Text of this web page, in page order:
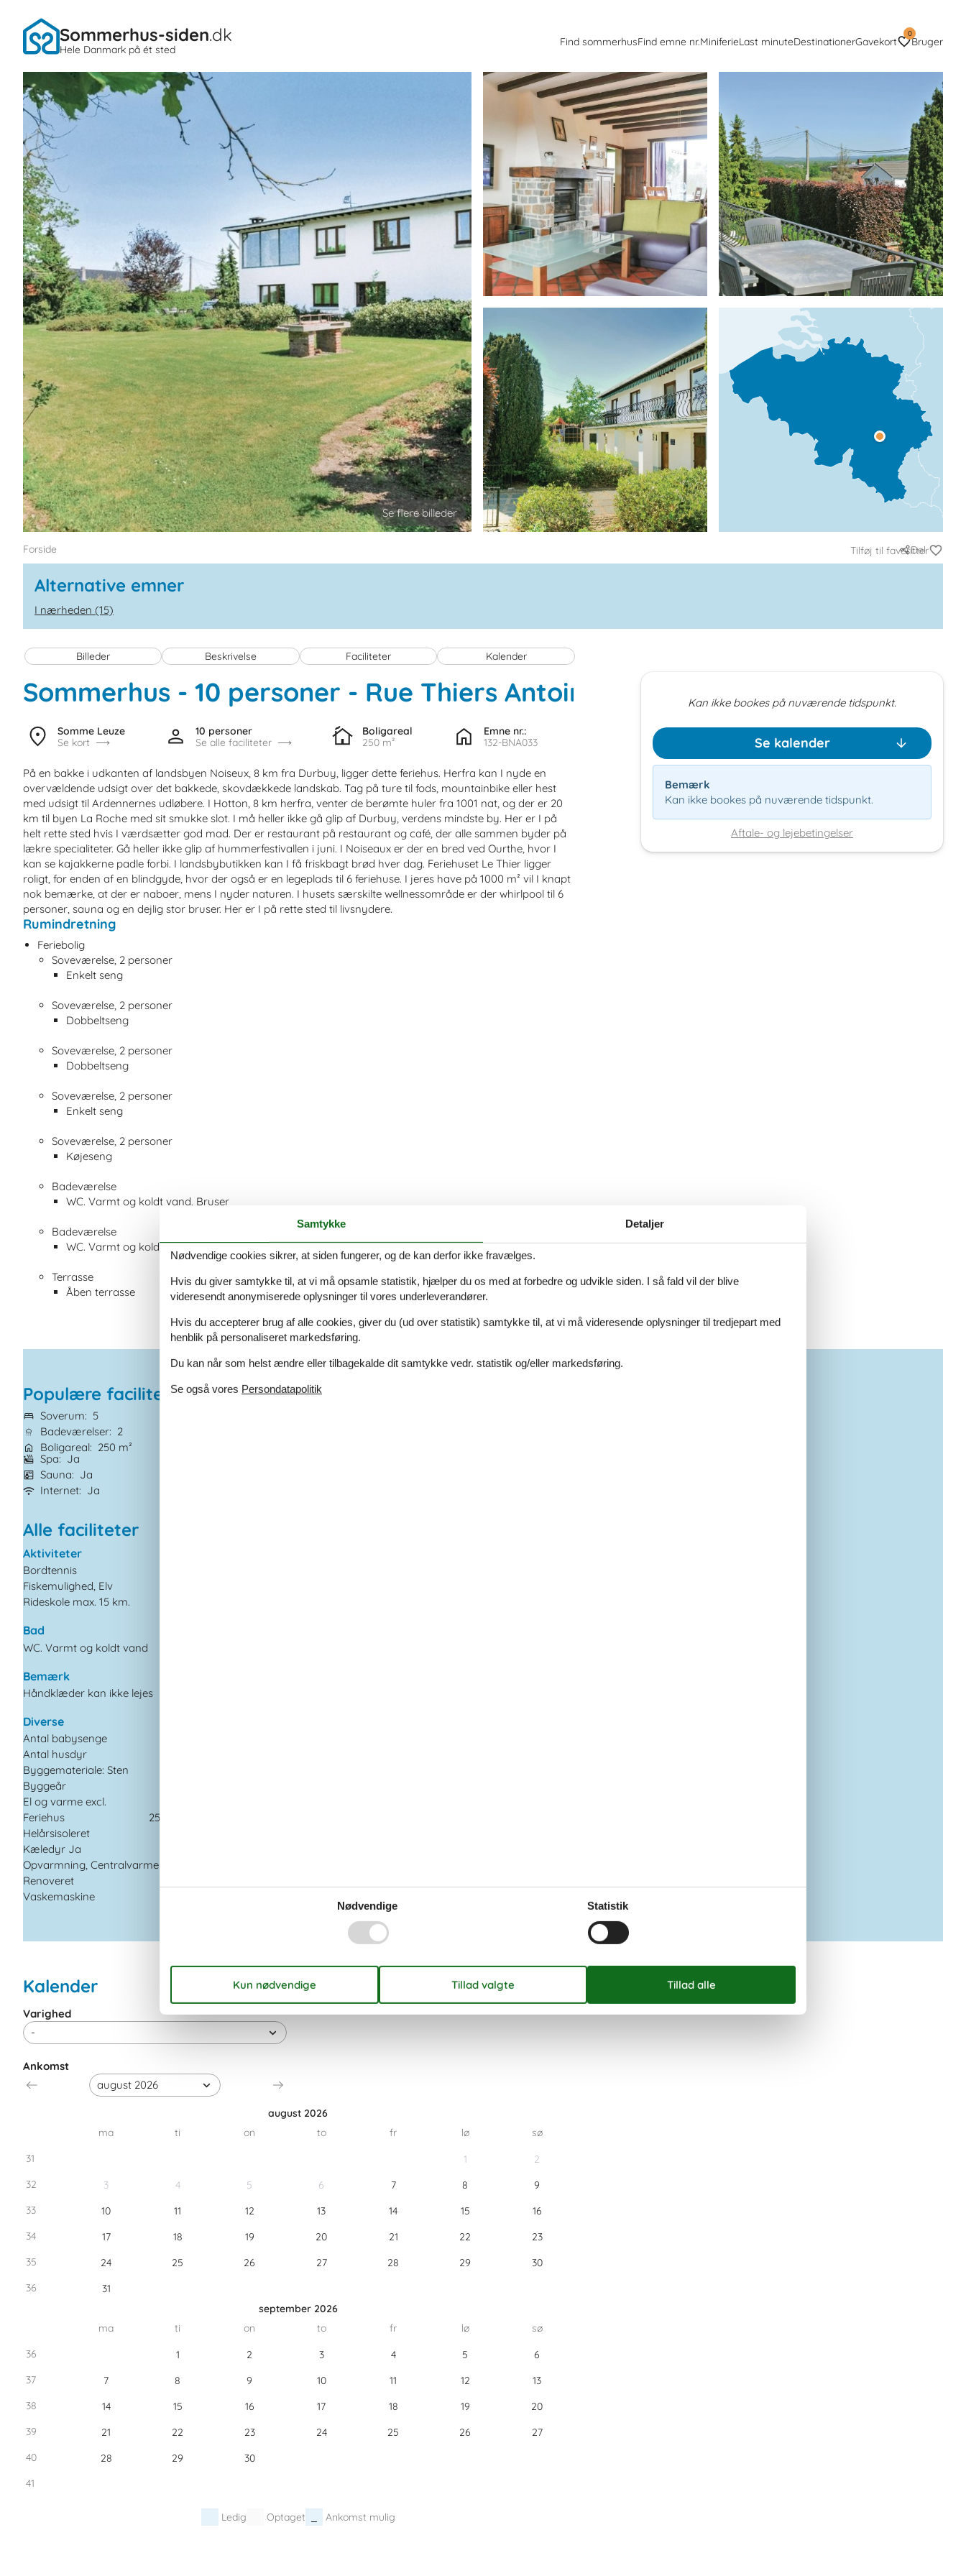
Sommerhus-siden.dk
Hele Danmark på ét sted
Find sommerhusFind emne nr.MiniferieLast minuteDestinationerGavekort
0
Bruger
Forside Tilføj til favoritter
Del
Alternative emner
I nærheden (15)
Billeder Beskrivelse Faciliteter Kalender
Sommerhus - 10 personer - Rue Thiers Antoine
- Somme-Leuze
- 5377
- Somme Leuze
Somme Leuze
Se kort
10 personer
Se alle faciliteter
Boligareal
250 m²
Emne nr.:
132-BNA033
På en bakke i udkanten af landsbyen Noiseux, 8 km fra Durbuy, ligger dette feriehus. Herfra kan I nyde en
overvældende udsigt over det bakkede, skovdækkede landskab. Tag på ture til fods, mountainbike eller hest
med udsigt til Ardennernes udløbere. I Hotton, 8 km herfra, venter de berømte huler fra 1001 nat, og der er 20
km til byen La Roche med sit smukke slot. I må heller ikke gå glip af Durbuy, verdens mindste by. Her er I på
helt rette sted hvis I værdsætter god mad. Der er restaurant på restaurant og café, der alle sammen byder på
lækre specialiteter. Gå heller ikke glip af hummerfestivallen i juni. I Noiseaux er der en bred ved Ourthe, hvor I
kan se kajakkerne padle forbi. I landsbybutikken kan I få friskbagt brød hver dag. Feriehuset Le Thier ligger
roligt, for enden af en blindgyde, hvor der også er en legeplads til 6 feriehuse. I jeres have på 1000 m² vil I knapt
nok bemærke, at der er naboer, mens I nyder naturen. I husets særskilte wellnessområde er der whirlpool til 6
personer, sauna og en dejlig stor bruser. Her er I på rette sted til livsnydere.
Rumindretning
Feriebolig
Soveværelse, 2 personer
Enkelt seng
Soveværelse, 2 personer
Dobbeltseng
Soveværelse, 2 personer
Dobbeltseng
Soveværelse, 2 personer
Enkelt seng
Soveværelse, 2 personer
Køjeseng
Badeværelse
WC. Varmt og koldt vand, Bruser
Badeværelse
WC. Varmt og koldt vand, Håndbruser og badekar
Terrasse
Åben terrasse
Populære faciliteter
Soverum
5
Badeværelser
2
Boligareal
250 m²
Spa
Ja
Sauna
Ja
Internet
Ja
Alle faciliteter
Aktiviteter
Bordtennis
Fiskemulighed, Elv
Rideskole max. 15 km.
Bad
WC. Varmt og koldt vand
Bemærk
Håndklæder kan ikke lejes
Diverse
Antal babysenge
Antal husdyr
Byggemateriale: Sten
Byggeår
El og varme excl.
Feriehus
250 m²
Helårsisoleret
Kæledyr Ja
Opvarmning, Centralvarme
Renoveret
Vaskemaskine
Røgfrit hus
Kalender
Ankomst
august 2026
ma
ti on to fr lø
sø
31
1
2
32
3 4 5 6 7 8
9
33
10 11 12 13 14 15
16
34
17 18 19 20 21 22
23
35
24 25 26 27 28 29
30
36
31
september 2026
ma
ti on to fr lø
sø
36
1 2 3 4 5
6
37
7 8 9 10 11 12
13
38
14 15 16 17 18 19
20
39
21 22 23 24 25 26
27
40
28 29
30
41
Ledig Optaget Ankomst mulig
Varighed
Kan ikke bookes på nuværende tidspunkt.
Se kalender
Bemærk
Kan ikke bookes på nuværende tidspunkt.
Aftale- og lejebetingelser
Samtykke Detaljer
Nødvendige cookies sikrer, at siden fungerer, og de kan derfor ikke fravælges.
Hvis du giver samtykke til, at vi må opsamle statistik, hjælper du os med at forbedre og udvikle siden. I så fald vil der blive
videresendt anonymiserede oplysninger til vores underleverandører.
Hvis du accepterer brug af alle cookies, giver du (ud over statistik) samtykke til, at vi må videresende oplysninger til tredjepart med
henblik på personaliseret markedsføring.
Du kan når som helst ændre eller tilbagekalde dit samtykke vedr. statistik og/eller markedsføring.
Se også vores Persondatapolitik
Nødvendige Statistik